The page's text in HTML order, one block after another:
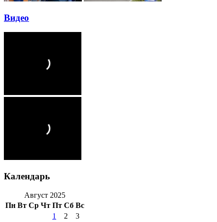
Видео
Календарь
Август 2025
Пн Вт Ср Чт Пт Сб Вс
1
2 3